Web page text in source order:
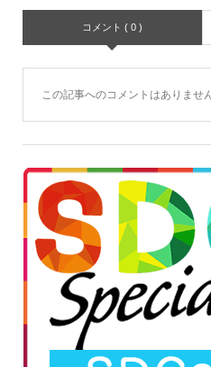
コメント ( 0 )
この記事へのコメントはありません